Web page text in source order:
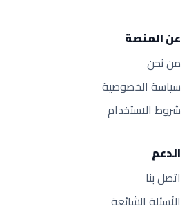
عن المنصة
من نحن
سياسة الخصوصية
شروط الاستخدام
الدعم
اتصل بنا
الأسئلة الشائعة